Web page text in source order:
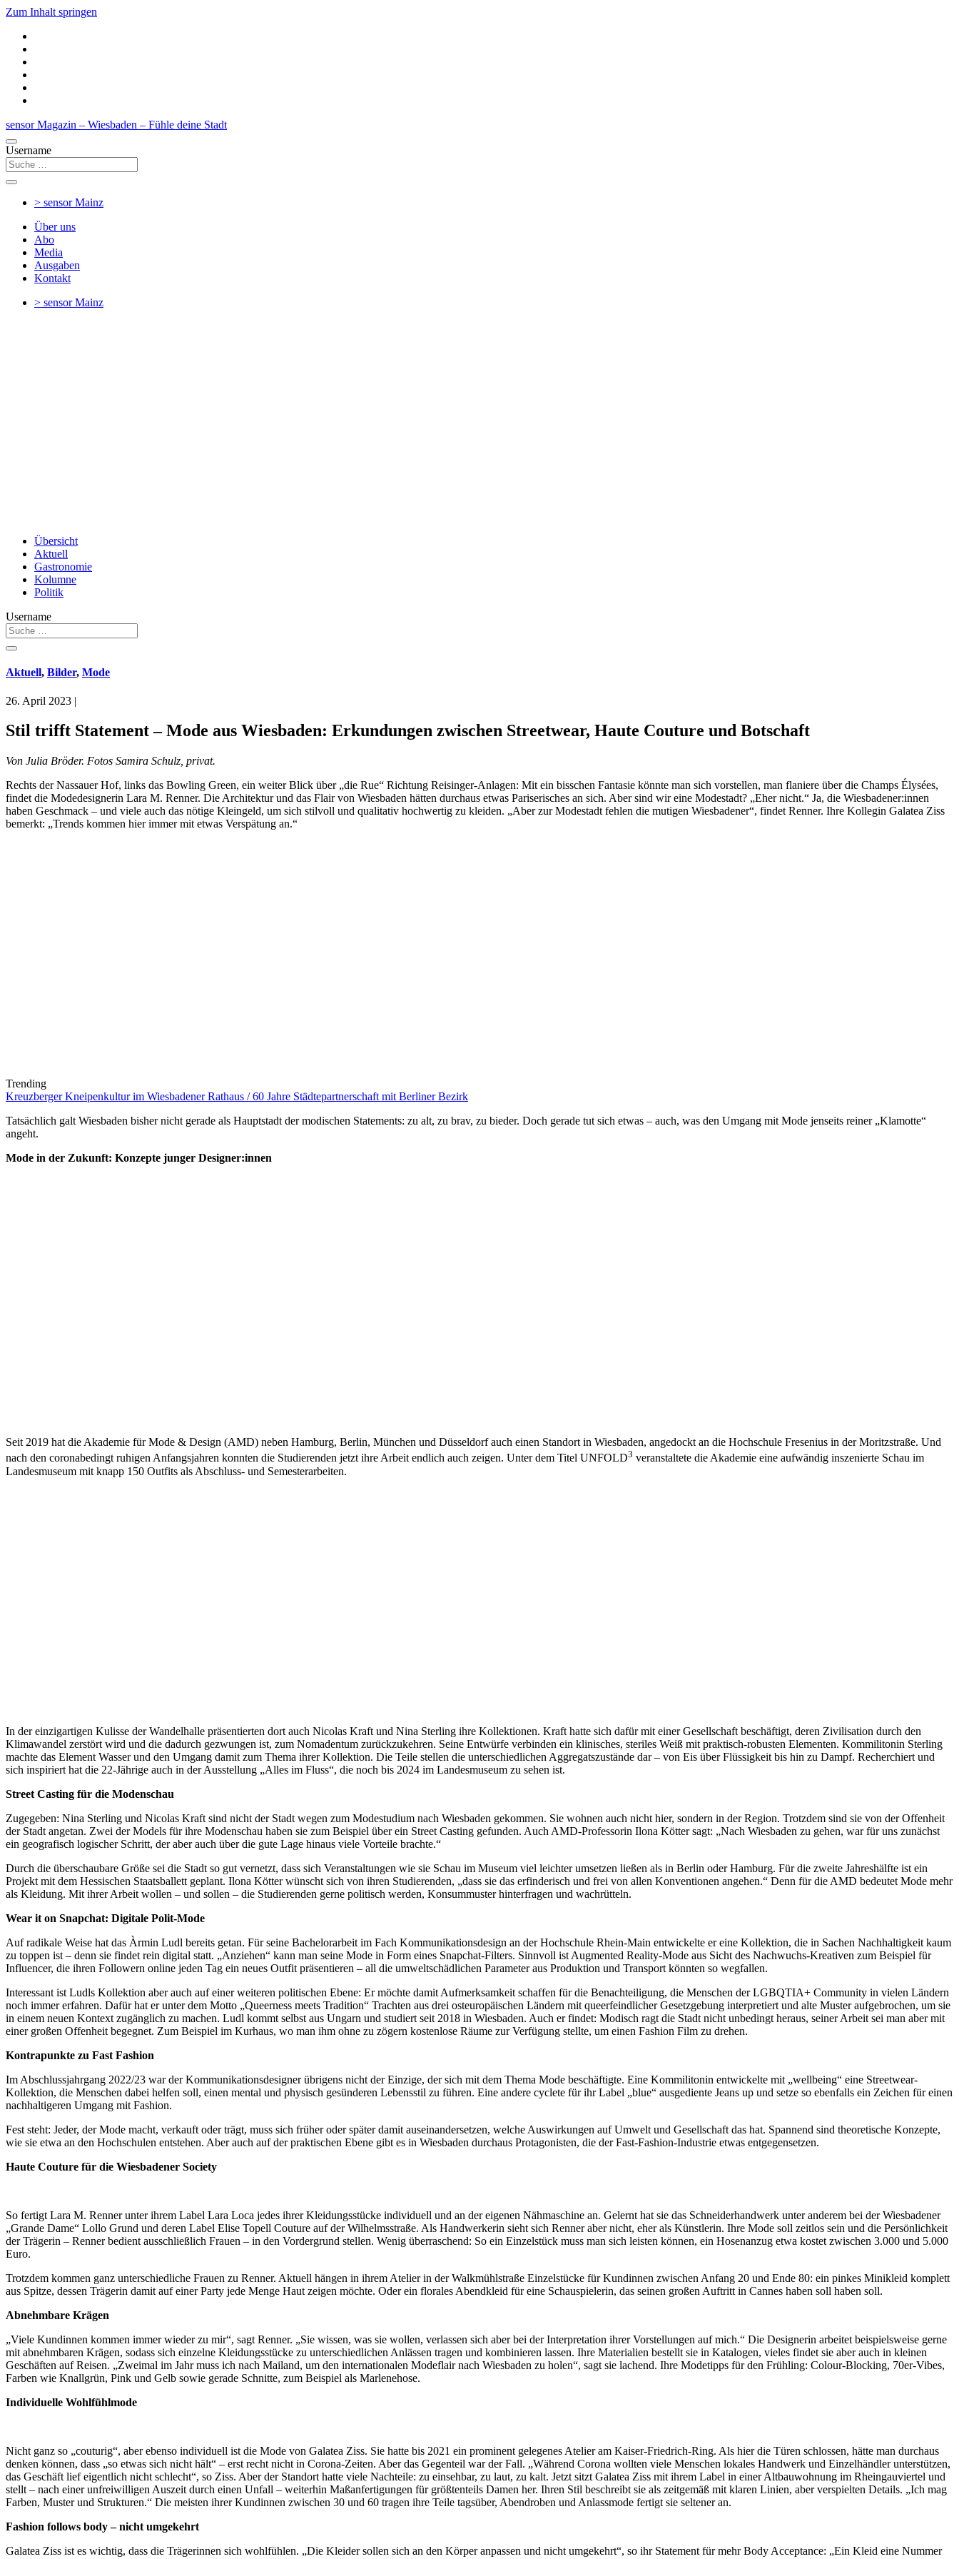
Zum Inhalt springen
sensor Magazin – Wiesbaden – Fühle deine Stadt
Username
> sensorMainz
Über uns
Abo
Media
Ausgaben
Kontakt
> sensorMainz
Übersicht
Aktuell
Gastronomie
Kolumne
Politik
Username
Aktuell, Bilder, Mode
26. April 2023 |
Stil trifft Statement – Mode aus Wiesbaden: Erkundungen zwischen Streetwear, Haute Couture und Botschaft
Von Julia Bröder. Fotos Samira Schulz, privat.
Rechts der Nassauer Hof, links das Bowling Green, ein weiter Blick über „die Rue“ Richtung Reisinger-Anlagen: Mit ein bisschen Fantasie könnte man sich vorstellen, man flaniere über die Champs Élysées,
findet die Modedesignerin Lara M. Renner. Die Architektur und das Flair von Wiesbaden hätten durchaus etwas Pariserisches an sich. Aber sind wir eine Modestadt? „Eher nicht.“ Ja, die Wiesbadener:innen
haben Geschmack – und viele auch das nötige Kleingeld, um sich stilvoll und qualitativ hochwertig zu kleiden. „Aber zur Modestadt fehlen die mutigen Wiesbadener“, findet Renner. Ihre Kollegin Galatea Ziss
bemerkt: „Trends kommen hier immer mit etwas Verspätung an.“
Trending
Kreuzberger Kneipenkultur im Wiesbadener Rathaus / 60 Jahre Städtepartnerschaft mit Berliner Bezirk
Tatsächlich galt Wiesbaden bisher nicht gerade als Hauptstadt der modischen Statements: zu alt, zu brav, zu bieder. Doch gerade tut sich etwas – auch, was den Umgang mit Mode jenseits reiner „Klamotte“
angeht.
Mode in der Zukunft: Konzepte junger Designer:innen
Seit 2019 hat die Akademie für Mode & Design (AMD) neben Hamburg, Berlin, München und Düsseldorf auch einen Standort in Wiesbaden, angedockt an die Hochschule Fresenius in der Moritzstraße. Und
nach den coronabedingt ruhigen Anfangsjahren konnten die Studierenden jetzt ihre Arbeit endlich auch zeigen. Unter dem Titel UNFOLD3 veranstaltete die Akademie eine aufwändig inszenierte Schau im
Landesmuseum mit knapp 150 Outfits als Abschluss- und Semesterarbeiten.
In der einzigartigen Kulisse der Wandelhalle präsentierten dort auch Nicolas Kraft und Nina Sterling ihre Kollektionen. Kraft hatte sich dafür mit einer Gesellschaft beschäftigt, deren Zivilisation durch den
Klimawandel zerstört wird und die dadurch gezwungen ist, zum Nomadentum zurückzukehren. Seine Entwürfe verbinden ein klinisches, steriles Weiß mit praktisch-robusten Elementen. Kommilitonin Sterling
machte das Element Wasser und den Umgang damit zum Thema ihrer Kollektion. Die Teile stellen die unterschiedlichen Aggregatszustände dar – von Eis über Flüssigkeit bis hin zu Dampf. Recherchiert und
sich inspiriert hat die 22-Jährige auch in der Ausstellung „Alles im Fluss“, die noch bis 2024 im Landesmuseum zu sehen ist.
Street Casting für die Modenschau
Zugegeben: Nina Sterling und Nicolas Kraft sind nicht der Stadt wegen zum Modestudium nach Wiesbaden gekommen. Sie wohnen auch nicht hier, sondern in der Region. Trotzdem sind sie von der Offenheit
der Stadt angetan. Zwei der Models für ihre Modenschau haben sie zum Beispiel über ein Street Casting gefunden. Auch AMD-Professorin Ilona Kötter sagt: „Nach Wiesbaden zu gehen, war für uns zunächst
ein geografisch logischer Schritt, der aber auch über die gute Lage hinaus viele Vorteile brachte.“
Durch die überschaubare Größe sei die Stadt so gut vernetzt, dass sich Veranstaltungen wie sie Schau im Museum viel leichter umsetzen ließen als in Berlin oder Hamburg. Für die zweite Jahreshälfte ist ein
Projekt mit dem Hessischen Staatsballett geplant. Ilona Kötter wünscht sich von ihren Studierenden, „dass sie das erfinderisch und frei von allen Konventionen angehen.“ Denn für die AMD bedeutet Mode mehr
als Kleidung. Mit ihrer Arbeit wollen – und sollen – die Studierenden gerne politisch werden, Konsummuster hinterfragen und wachrütteln.
Wear it on Snapchat: Digitale Polit-Mode
Auf radikale Weise hat das Àrmin Ludl bereits getan. Für seine Bachelorarbeit im Fach Kommunikationsdesign an der Hochschule Rhein-Main entwickelte er eine Kollektion, die in Sachen Nachhaltigkeit kaum
zu toppen ist – denn sie findet rein digital statt. „Anziehen“ kann man seine Mode in Form eines Snapchat-Filters. Sinnvoll ist Augmented Reality-Mode aus Sicht des Nachwuchs-Kreativen zum Beispiel für
Influencer, die ihren Followern online jeden Tag ein neues Outfit präsentieren – all die umweltschädlichen Parameter aus Produktion und Transport könnten so wegfallen.
Interessant ist Ludls Kollektion aber auch auf einer weiteren politischen Ebene: Er möchte damit Aufmerksamkeit schaffen für die Benachteiligung, die Menschen der LGBQTIA+ Community in vielen Ländern
noch immer erfahren. Dafür hat er unter dem Motto „Queerness meets Tradition“ Trachten aus drei osteuropäischen Ländern mit queerfeindlicher Gesetzgebung interpretiert und alte Muster aufgebrochen, um sie
in einem neuen Kontext zugänglich zu machen. Ludl kommt selbst aus Ungarn und studiert seit 2018 in Wiesbaden. Auch er findet: Modisch ragt die Stadt nicht unbedingt heraus, seiner Arbeit sei man aber mit
einer großen Offenheit begegnet. Zum Beispiel im Kurhaus, wo man ihm ohne zu zögern kostenlose Räume zur Verfügung stellte, um einen Fashion Film zu drehen.
Kontrapunkte zu Fast Fashion
Im Abschlussjahrgang 2022/23 war der Kommunikationsdesigner übrigens nicht der Einzige, der sich mit dem Thema Mode beschäftigte. Eine Kommilitonin entwickelte mit „wellbeing“ eine Streetwear-
Kollektion, die Menschen dabei helfen soll, einen mental und physisch gesünderen Lebensstil zu führen. Eine andere cyclete für ihr Label „blue“ ausgediente Jeans up und setze so ebenfalls ein Zeichen für einen
nachhaltigeren Umgang mit Fashion.
Fest steht: Jeder, der Mode macht, verkauft oder trägt, muss sich früher oder später damit auseinandersetzen, welche Auswirkungen auf Umwelt und Gesellschaft das hat. Spannend sind theoretische Konzepte,
wie sie etwa an den Hochschulen entstehen. Aber auch auf der praktischen Ebene gibt es in Wiesbaden durchaus Protagonisten, die der Fast-Fashion-Industrie etwas entgegensetzen.
Haute Couture für die Wiesbadener Society
So fertigt Lara M. Renner unter ihrem Label Lara Loca jedes ihrer Kleidungsstücke individuell und an der eigenen Nähmaschine an. Gelernt hat sie das Schneiderhandwerk unter anderem bei der Wiesbadener
„Grande Dame“ Lollo Grund und deren Label Elise Topell Couture auf der Wilhelmsstraße. Als Handwerkerin sieht sich Renner aber nicht, eher als Künstlerin. Ihre Mode soll zeitlos sein und die Persönlichkeit
der Trägerin – Renner bedient ausschließlich Frauen – in den Vordergrund stellen. Wenig überraschend: So ein Einzelstück muss man sich leisten können, ein Hosenanzug etwa kostet zwischen 3.000 und 5.000
Euro.
Trotzdem kommen ganz unterschiedliche Frauen zu Renner. Aktuell hängen in ihrem Atelier in der Walkmühlstraße Einzelstücke für Kundinnen zwischen Anfang 20 und Ende 80: ein pinkes Minikleid komplett
aus Spitze, dessen Trägerin damit auf einer Party jede Menge Haut zeigen möchte. Oder ein florales Abendkleid für eine Schauspielerin, das seinen großen Auftritt in Cannes haben soll haben soll.
Abnehmbare Krägen
„Viele Kundinnen kommen immer wieder zu mir“, sagt Renner. „Sie wissen, was sie wollen, verlassen sich aber bei der Interpretation ihrer Vorstellungen auf mich.“ Die Designerin arbeitet beispielsweise gerne
mit abnehmbaren Krägen, sodass sich einzelne Kleidungsstücke zu unterschiedlichen Anlässen tragen und kombinieren lassen. Ihre Materialien bestellt sie in Katalogen, vieles findet sie aber auch in kleinen
Geschäften auf Reisen. „Zweimal im Jahr muss ich nach Mailand, um den internationalen Modeflair nach Wiesbaden zu holen“, sagt sie lachend. Ihre Modetipps für den Frühling: Colour-Blocking, 70er-Vibes,
Farben wie Knallgrün, Pink und Gelb sowie gerade Schnitte, zum Beispiel als Marlenehose.
Individuelle Wohlfühlmode
Nicht ganz so „couturig“, aber ebenso individuell ist die Mode von Galatea Ziss. Sie hatte bis 2021 ein prominent gelegenes Atelier am Kaiser-Friedrich-Ring. Als hier die Türen schlossen, hätte man durchaus
denken können, dass „so etwas sich nicht hält“ – erst recht nicht in Corona-Zeiten. Aber das Gegenteil war der Fall. „Während Corona wollten viele Menschen lokales Handwerk und Einzelhändler unterstützen,
das Geschäft lief eigentlich nicht schlecht“, so Ziss. Aber der Standort hatte viele Nachteile: zu einsehbar, zu laut, zu kalt. Jetzt sitzt Galatea Ziss mit ihrem Label in einer Altbauwohnung im Rheingauviertel und
stellt – nach einer unfreiwilligen Auszeit durch einen Unfall – weiterhin Maßanfertigungen für größtenteils Damen her. Ihren Stil beschreibt sie als zeitgemäß mit klaren Linien, aber verspielten Details. „Ich mag
Farben, Muster und Strukturen.“ Die meisten ihrer Kundinnen zwischen 30 und 60 tragen ihre Teile tagsüber, Abendroben und Anlassmode fertigt sie seltener an.
Fashion follows body – nicht umgekehrt
Galatea Ziss ist es wichtig, dass die Trägerinnen sich wohlfühlen. „Die Kleider sollen sich an den Körper anpassen und nicht umgekehrt“, so ihr Statement für mehr Body Acceptance: „Ein Kleid eine Nummer